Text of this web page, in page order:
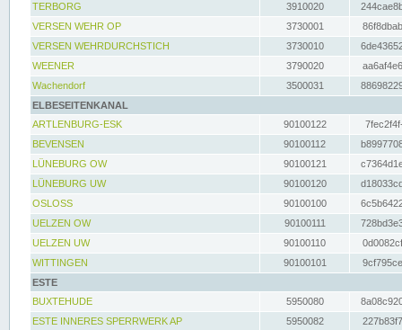
TERBORG
3910020
VERSEN WEHR OP
3730001
VERSEN WEHRDURCHSTICH
3730010
WEENER
3790020
Wachendorf
3500031
ELBESEITENKANAL
ARTLENBURG-ESK
90100122
BEVENSEN
90100112
LÜNEBURG OW
90100121
LÜNEBURG UW
90100120
OSLOSS
90100100
UELZEN OW
90100111
UELZEN UW
90100110
WITTINGEN
90100101
ESTE
BUXTEHUDE
5950080
ESTE INNERES SPERRWERK AP
5950082